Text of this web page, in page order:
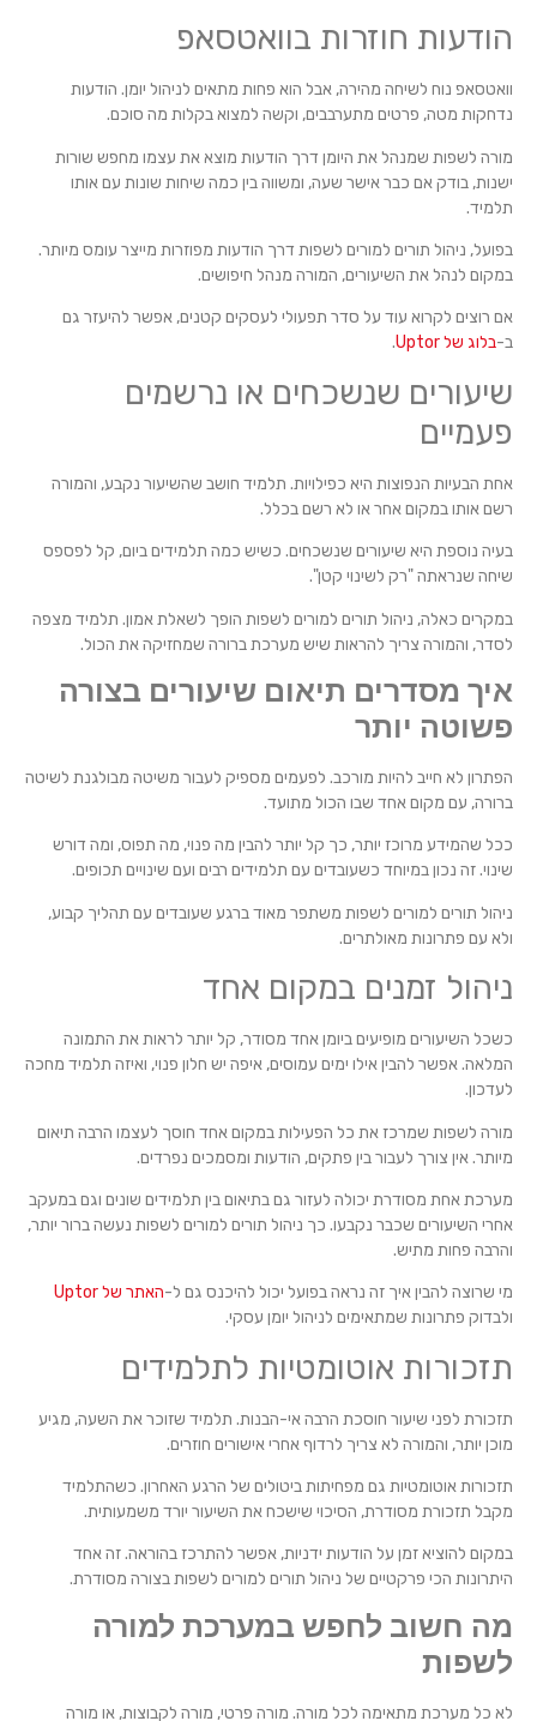
הודעות חוזרות בוואטסאפ
וואטסאפ נוח לשיחה מהירה, אבל הוא פחות מתאים לניהול יומן. הודעות
נדחקות מטה, פרטים מתערבבים, וקשה למצוא בקלות מה סוכם.
מורה לשפות שמנהל את היומן דרך הודעות מוצא את עצמו מחפש שורות
ישנות, בודק אם כבר אישר שעה, ומשווה בין כמה שיחות שונות עם אותו
תלמיד.
בפועל, ניהול תורים למורים לשפות דרך הודעות מפוזרות מייצר עומס מיותר.
במקום לנהל את השיעורים, המורה מנהל חיפושים.
אם רוצים לקרוא עוד על סדר תפעולי לעסקים קטנים, אפשר להיעזר גם
ב-בלוג של Uptor .
שיעורים שנשכחים או נרשמים
פעמיים
אחת הבעיות הנפוצות היא כפילויות. תלמיד חושב שהשיעור נקבע, והמורה
רשם אותו במקום אחר או לא רשם בכלל.
בעיה נוספת היא שיעורים שנשכחים. כשיש כמה תלמידים ביום, קל לפספס
שיחה שנראתה "רק לשינוי קטן".
במקרים כאלה, ניהול תורים למורים לשפות הופך לשאלת אמון. תלמיד מצפה
לסדר, והמורה צריך להראות שיש מערכת ברורה שמחזיקה את הכול.
איך מסדרים תיאום שיעורים בצורה
פשוטה יותר
הפתרון לא חייב להיות מורכב. לפעמים מספיק לעבור משיטה מבולגנת לשיטה
ברורה, עם מקום אחד שבו הכול מתועד.
ככל שהמידע מרוכז יותר, כך קל יותר להבין מה פנוי, מה תפוס, ומה דורש
שינוי. זה נכון במיוחד כשעובדים עם תלמידים רבים ועם שינויים תכופים.
ניהול תורים למורים לשפות משתפר מאוד ברגע שעובדים עם תהליך קבוע,
ולא עם פתרונות מאולתרים.
ניהול זמנים במקום אחד
כשכל השיעורים מופיעים ביומן אחד מסודר, קל יותר לראות את התמונה
המלאה. אפשר להבין אילו ימים עמוסים, איפה יש חלון פנוי, ואיזה תלמיד מחכה
לעדכון.
מורה לשפות שמרכז את כל הפעילות במקום אחד חוסך לעצמו הרבה תיאום
מיותר. אין צורך לעבור בין פתקים, הודעות ומסמכים נפרדים.
מערכת אחת מסודרת יכולה לעזור גם בתיאום בין תלמידים שונים וגם במעקב
אחרי השיעורים שכבר נקבעו. כך ניהול תורים למורים לשפות נעשה ברור יותר,
והרבה פחות מתיש.
מי שרוצה להבין איך זה נראה בפועל יכול להיכנס גם ל-האתר של Uptor
ולבדוק פתרונות שמתאימים לניהול יומן עסקי.
תזכורות אוטומטיות לתלמידים
תזכורת לפני שיעור חוסכת הרבה אי-הבנות. תלמיד שזוכר את השעה, מגיע
מוכן יותר, והמורה לא צריך לרדוף אחרי אישורים חוזרים.
תזכורות אוטומטיות גם מפחיתות ביטולים של הרגע האחרון. כשהתלמיד
מקבל תזכורת מסודרת, הסיכוי שישכח את השיעור יורד משמעותית.
במקום להוציא זמן על הודעות ידניות, אפשר להתרכז בהוראה. זה אחד
היתרונות הכי פרקטיים של ניהול תורים למורים לשפות בצורה מסודרת.
מה חשוב לחפש במערכת למורה
לשפות
לא כל מערכת מתאימה לכל מורה. מורה פרטי, מורה לקבוצות, או מורה